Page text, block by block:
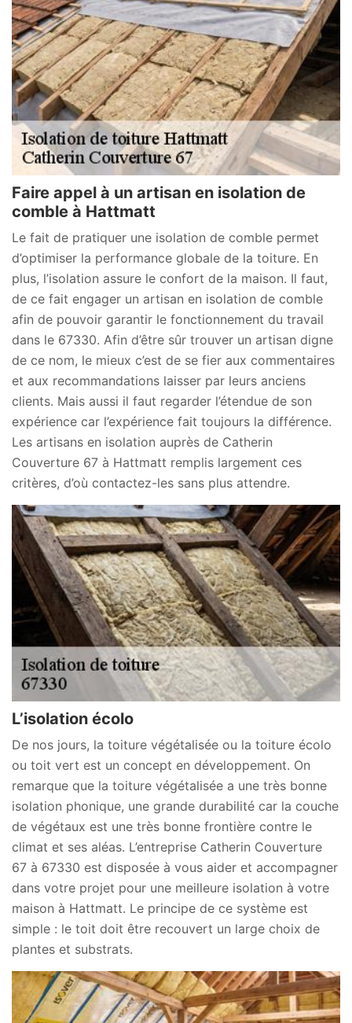
Faire appel à un artisan en isolation de
comble à Hattmatt
Le fait de pratiquer une isolation de comble permet
d’optimiser la performance globale de la toiture. En
plus, l’isolation assure le confort de la maison. Il faut,
de ce fait engager un artisan en isolation de comble
afin de pouvoir garantir le fonctionnement du travail
dans le 67330. Afin d’être sûr trouver un artisan digne
de ce nom, le mieux c’est de se fier aux commentaires
et aux recommandations laisser par leurs anciens
clients. Mais aussi il faut regarder l’étendue de son
expérience car l’expérience fait toujours la différence.
Les artisans en isolation auprès de Catherin
Couverture 67 à Hattmatt remplis largement ces
critères, d’où contactez-les sans plus attendre.
L’isolation écolo
De nos jours, la toiture végétalisée ou la toiture écolo
ou toit vert est un concept en développement. On
remarque que la toiture végétalisée a une très bonne
isolation phonique, une grande durabilité car la couche
de végétaux est une très bonne frontière contre le
climat et ses aléas. L’entreprise Catherin Couverture
67 à 67330 est disposée à vous aider et accompagner
dans votre projet pour une meilleure isolation à votre
maison à Hattmatt. Le principe de ce système est
simple : le toit doit être recouvert un large choix de
plantes et substrats.